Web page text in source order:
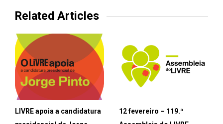
Related Articles
LIVRE apoia a candidatura
12 fevereiro – 119.ª